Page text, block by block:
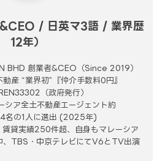
&CEO / 日英マ3語 / 業界歴
12年）
BHD 創業者&CEO（Since 2019）
産 “業界初”『仲介手数料0円』
（政府発行）
ア全土不動産エージェント約
の1人に選出 (2025年)
貸実績250件超、自身もマレーシア
、TBS・中京テレビにてV6とTV出演